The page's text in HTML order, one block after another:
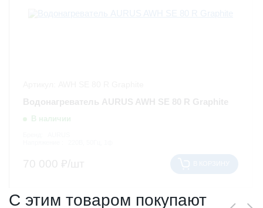
В наличии
С этим товаром покупают